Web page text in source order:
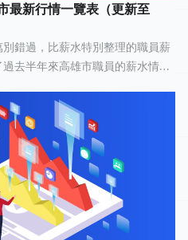
最新行情一覽表（更新至
作經歷，有 8 人認為這份工作「